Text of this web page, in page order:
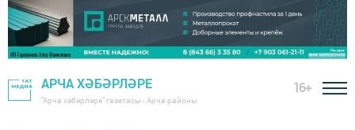
АРЧА ХӘБӘРЛӘРЕ
"Арча хәбәрләре" газетасы - Арча районы
16+